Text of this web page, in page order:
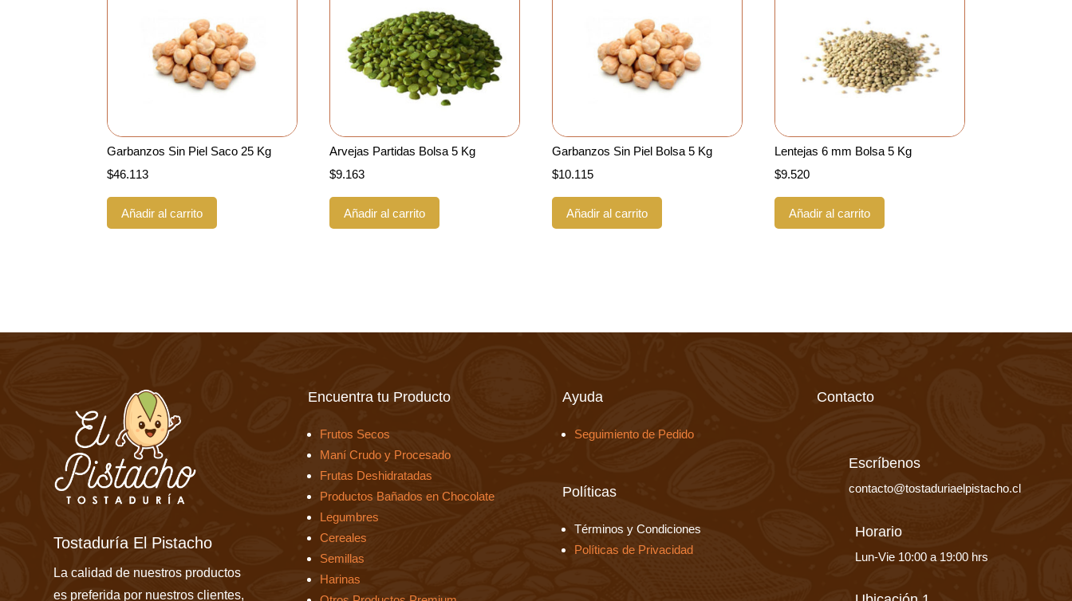
Garbanzos Sin Piel Saco 25 Kg
$46.113
Añadir al carrito
Arvejas Partidas Bolsa 5 Kg
$9.163
Añadir al carrito
Garbanzos Sin Piel Bolsa 5 Kg
$10.115
Añadir al carrito
Lentejas 6 mm Bolsa 5 Kg
$9.520
Añadir al carrito
Tostaduría El Pistacho
La calidad de nuestros productos
es preferida por nuestros clientes,
Encuentra tu Producto
Frutos Secos
Maní Crudo y Procesado
Frutas Deshidratadas
Productos Bañados en Chocolate
Legumbres
Cereales
Semillas
Harinas
Ayuda
Seguimiento de Pedido
Políticas
Términos y Condiciones
Políticas de Privacidad
Contacto
Escríbenos
contacto@tostaduriaelpistacho.cl
Horario
Lun-Vie 10:00 a 19:00 hrs